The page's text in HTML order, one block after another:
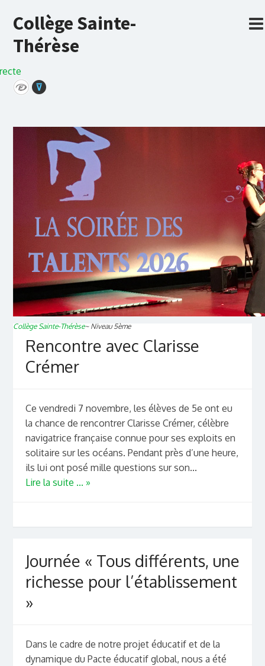
Collège Sainte-
Thérèse
⊽
Collège Sainte-Thérèse~ Niveau 5ème
Rencontre avec Clarisse
Crémer
Ce vendredi 7 novembre, les élèves de 5e ont eu
la chance de rencontrer Clarisse Crémer, célèbre
navigatrice française connue pour ses exploits en
solitaire sur les océans. Pendant près d’une heure,
ils lui ont posé mille questions sur son...
Lire la suite ... »
Journée « Tous différents, une
richesse pour l’établissement
»
Dans le cadre de notre projet éducatif et de la
dynamique du Pacte éducatif global, nous a été